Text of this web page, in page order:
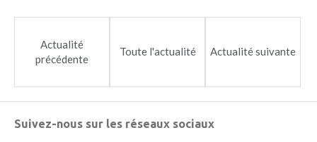
Actualité
précédente
Toute l'actualité Actualité suivante
Suivez-nous sur les réseaux sociaux